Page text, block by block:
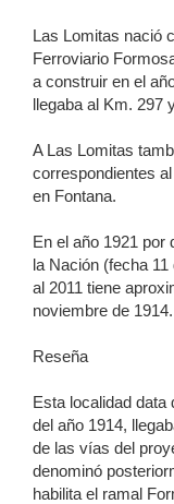
Las Lomitas nació
Ferroviario
a construir en el
llegaba al Km. 297
A Las Lomitas
correspondientes
en Fontana.
En el año 1921 por
la Nación (fecha
al 2011 tiene
noviembre de 1914.
Reseña
Esta localidad data
del año 1914,
de las vías del
denominó
habilita el ramal